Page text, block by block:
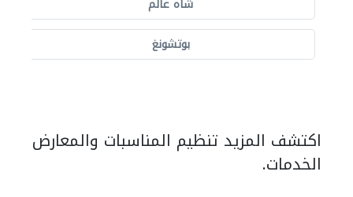
شاه عالم
بوتشونغ
اكتشف المزيد تنظيم المناسبات والمعارض
الخدمات.